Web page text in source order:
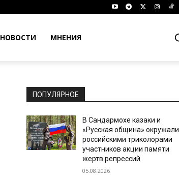
НОВОСТИ МНЕНИЯ
ПОПУЛЯРНОЕ
В Сандармохе казаки и
«Русская община» окружали
российскими триколорами
участников акции памяти
жертв репрессий
05.08.2026